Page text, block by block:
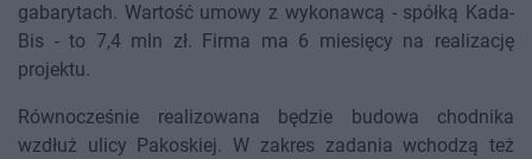
gabarytach. Wartość umowy z wykonawcą - spółką Kada-
Bis - to 7,4 mln zł. Firma ma 6 miesięcy na realizację
projektu.
Równocześnie realizowana będzie budowa chodnika
wzdłuż ulicy Pakoskiej. W zakres zadania wchodzą też